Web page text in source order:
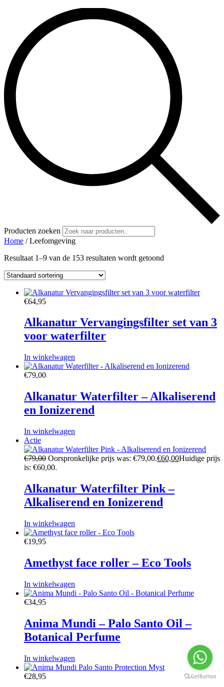
Producten zoeken
Home / Leefomgeving
Resultaat 1–9 van de 153 resultaten wordt getoond
€64,95
Alkanatur Vervangingsfilter set van 3
voor waterfilter
In winkelwagen
€79,00
Alkanatur Waterfilter – Alkaliserend
en Ionizerend
In winkelwagen
Actie
€79,00 Oorspronkelijke prijs was: €79,00.€60,00Huidige prijs
is: €60,00.
Alkanatur Waterfilter Pink –
Alkaliserend en Ionizerend
In winkelwagen
€19,95
Amethyst face roller – Eco Tools
In winkelwagen
€34,95
Anima Mundi – Palo Santo Oil –
Botanical Perfume
In winkelwagen
€28,95